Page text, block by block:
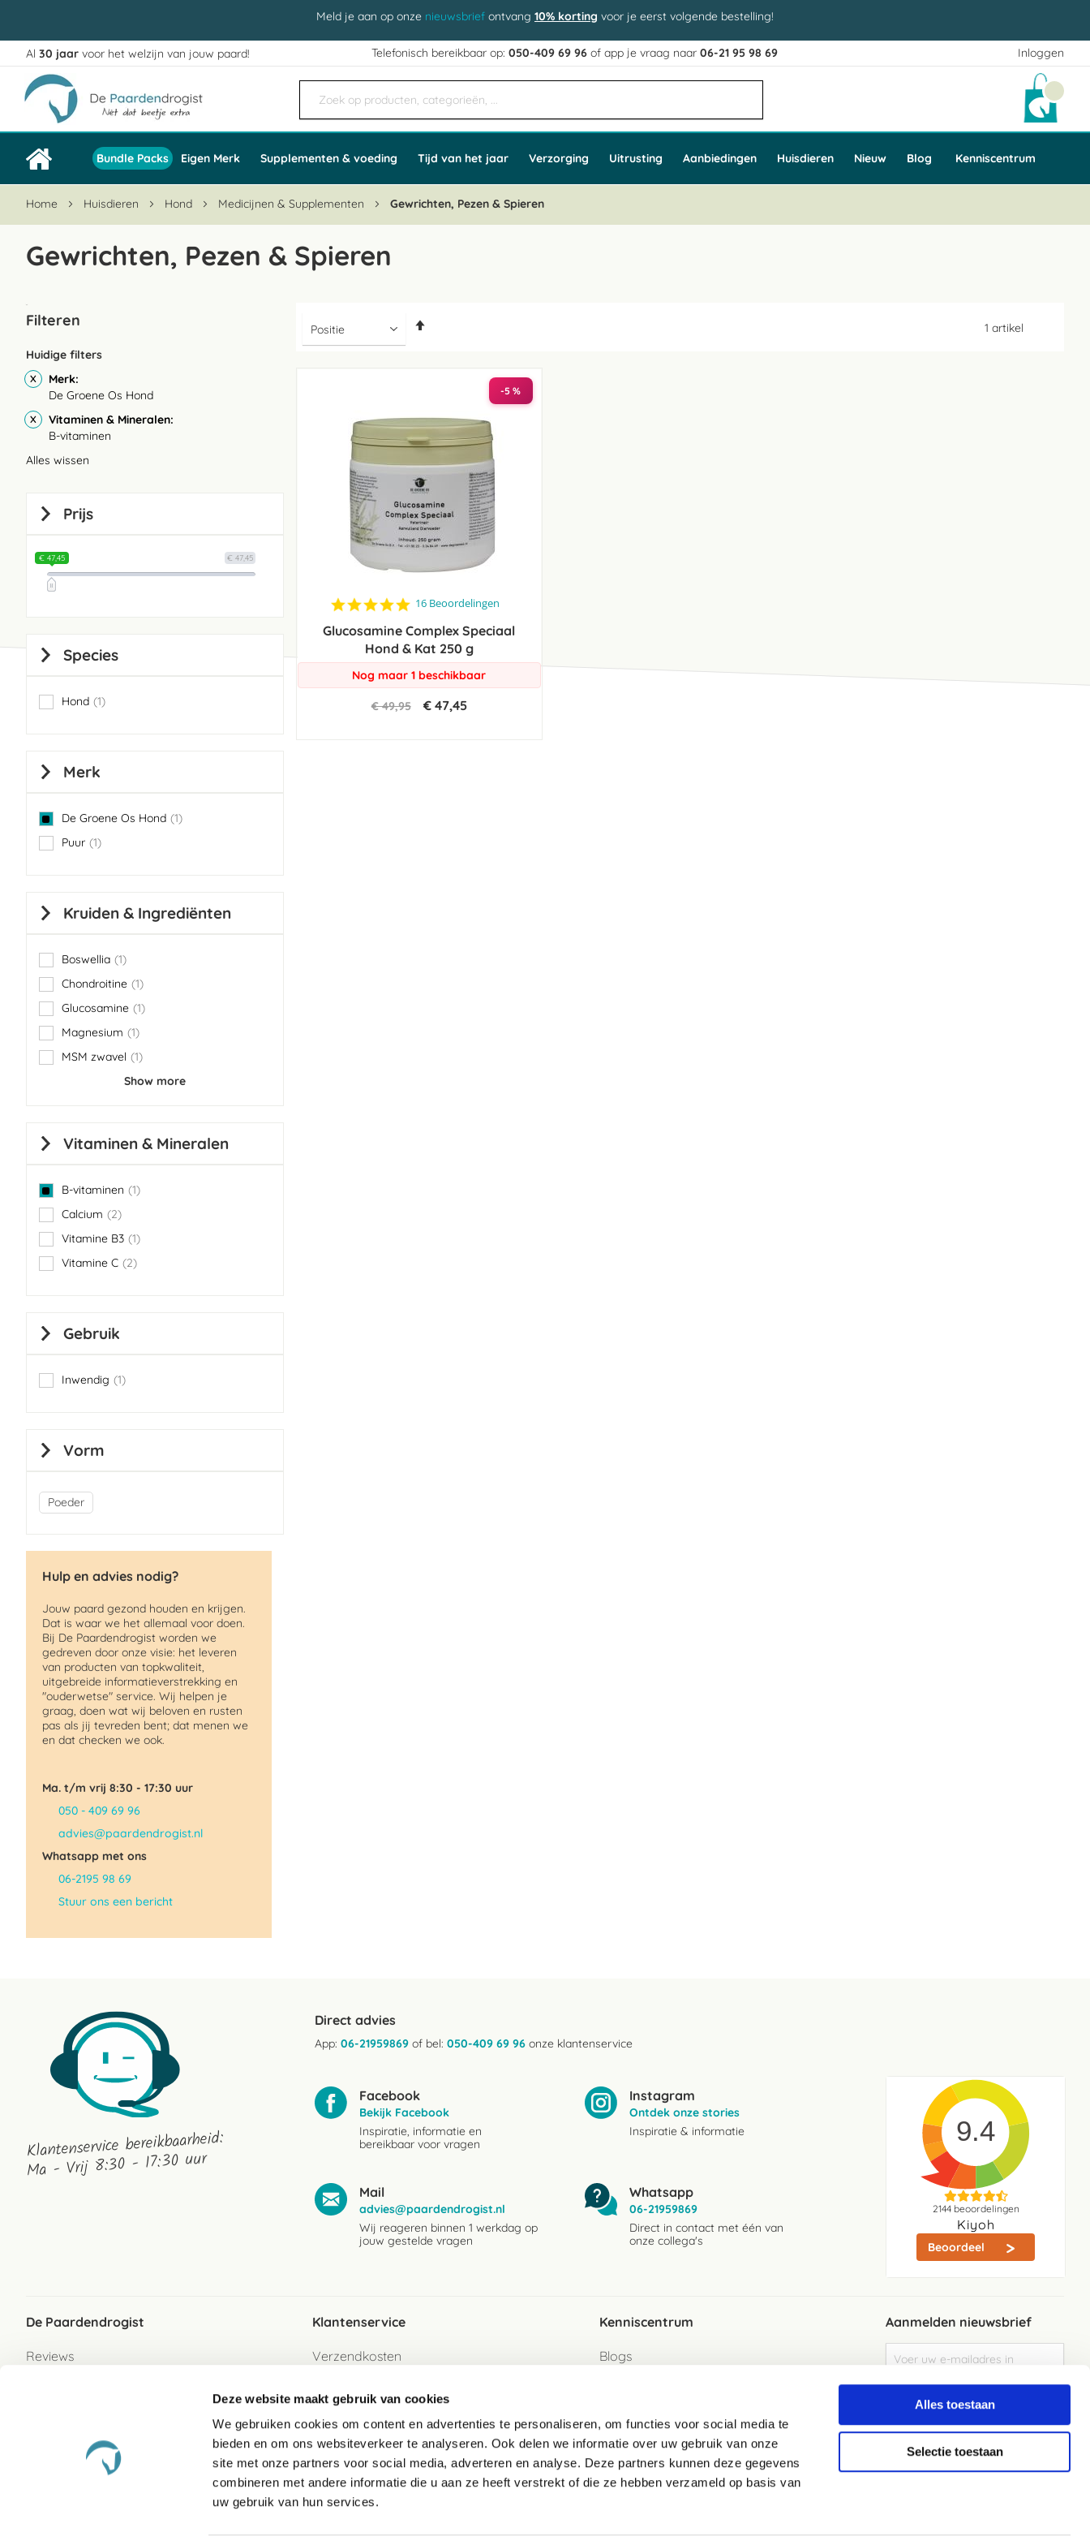
Deze website maakt gebruik van cookies
We gebruiken cookies om content en advertenties te personaliseren, om functies voor social media te
bieden en om ons websiteverkeer te analyseren. Ook delen we informatie over uw gebruik van onze
site met onze partners voor social media, adverteren en analyse. Deze partners kunnen deze gegevens
combineren met andere informatie die u aan ze heeft verstrekt of die ze hebben verzameld op basis van
uw gebruik van hun services.
Alles toestaan
Selectie toestaan
Meld je aan op onze nieuwsbrief ontvang 10% korting voor je eerst volgende bestelling!
Inloggen
Ga
naar
de
inhoud
Al 30 jaar voor het welzijn van jouw paard! Telefonisch bereikbaar op:050-409 69 96 of app je vraag naar06-21 95 98 69
Bundle Packs Eigen Merk Supplementen & voeding Tijd van het jaar Verzorging Uitrusting Aanbiedingen Huisdieren Nieuw Blog Kenniscentrum
Home Huisdieren Hond Medicijnen & Supplementen Gewrichten, Pezen & Spieren
Gewrichten, Pezen & Spieren
1 artikel
-5 %
4.8
rating
16 Beoordelingen
Glucosamine Complex Speciaal
Hond & Kat 250 g
Nog maar 1 beschikbaar
€ 49,95 € 47,45
Filteren
Huidige filters
Merk
De Groene Os Hond
Vitaminen & Mineralen
B-vitaminen
Alles wissen
Prijs
€ 47,45
€ 47,45
Species
Hond 1
item
Merk
De Groene Os Hond 1
item
Puur 1
item
Kruiden & Ingrediënten
Boswellia 1
item
Chondroitine 1
item
Glucosamine 1
item
Magnesium
1
item
MSM zwavel
1
item
Show more
Vitaminen & Mineralen
B-vitaminen 1
item
Calcium
2
items
Vitamine B3 1
item
Vitamine C
2
items
Gebruik
Inwendig 1
item
Vorm
Poeder
Hulp en advies nodig?
Jouw paard gezond houden en krijgen.
Dat is waar we het allemaal voor doen.
Bij De Paardendrogist worden we
gedreven door onze visie: het leveren
van producten van topkwaliteit,
uitgebreide informatieverstrekking en
"ouderwetse" service. Wij helpen je
graag, doen wat wij beloven en rusten
pas als jij tevreden bent; dat menen we
en dat checken we ook.
Ma. t/m vrij 8:30 - 17:30 uur
050 - 409 69 96
advies@paardendrogist.nl
Whatsapp met ons
06-2195 98 69
Stuur ons een bericht
Klantenservice bereikbaarheid:
Ma - Vrij 8:30 - 17:30 uur
Direct advies
App: 06-21959869 of bel: 050-409 69 96 onze klantenservice
Facebook
Bekijk Facebook
Inspiratie, informatie en
bereikbaar voor vragen
Instagram
Ontdek onze stories
Inspiratie & informatie
Mail
advies@paardendrogist.nl
Wij reageren binnen 1 werkdag op
jouw gestelde vragen
Whatsapp
06-21959869
Direct in contact met één van
onze collega's
9.4
2144beoordelingen
Kiyoh
Beoordeel
De Paardendrogist
Reviews
Klantenservice
Verzendkosten
Betaalwijzen
Retour
Retour sturen als gast
Garantie
Veelgestelde vragen
Kenniscentrum
Blogs
Aanmelden nieuwsbrief
u
op
Elke week de beste acties en het laaste